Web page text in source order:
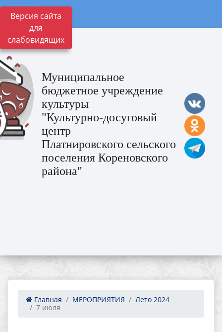
Версия сайта
для
слабовидящих
Муниципальное
бюджетное учреждение
культуры
"Культурно-досуговый
центр
Платнировского сельского
поселения Кореновского
района"
Главная МЕРОПРИЯТИЯ
Лето 2024
7 июля